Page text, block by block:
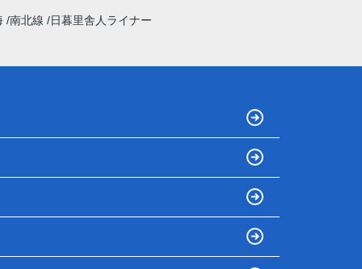
南北線 日暮里舎人ライナー